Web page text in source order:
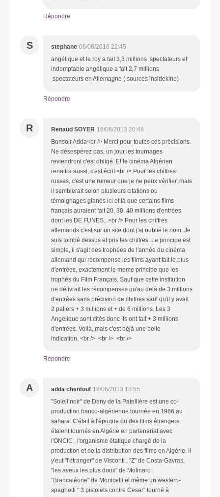
Répondre
S stephane 06/06/2016 22:45
angélique et le roy a fait 3,3 millions spectateurs et
indomptable angélique a fait 2,7 millions
spectateurs en Allemagne ( sources insidekino)
Répondre
R Renaud SOYER 18/06/2013 20:46
Bonsoir Adda<br /> Merci pour toutes ces précisions.
Ne désespérez pas, un jour les tournages
reviendront c'est obligé. Et le cinéma Algérien
renaitra aussi, c'est écrit.<br /> Pour les chiffres
russes, c'est une rumeur que je ne peux vérifier, mais
il semblerait selon plusieurs citations ou
témoignages glanés ici et là que certains films
français auraient fait 20, 30, 40 millions d'entrées
dont les DE FUNES...<br /> Pour les chiffres
allemands c'est sur un site dont j'ai oublié le nom. Je
suis tombé dessus et pris les chiffres. Le principe est
simple, il s'agit des trophées de l'année du cinéma
allemand qui récompense les films ayant fait le plus
d'entrées, exactement le meme principe que les
trophés du Film Français. Sauf que cette institution
ne délivrait les récompenses qu'au delà de 3 millions
d'entrées sans précision de chiffres sauf qu'il y avait
2 paliers + 3 millions et + de 6 millions. Les 3
Angelique sont cités donc ils ont fait + 3 millions
d'entrées. Voilà, mais c'est déjà une belle
indication. <br /> <br /> <br />
Répondre
A adda chentouf 18/06/2013 18:55
"Soleil noir" de Deny de la Patellière est une co-
production franco-algérienne tournée en 1966 au
sahara. C'était à l'époque ou des films étrangers
étaient tournés en Algérie en partenariat avec
l'ONCIC , l'organisme étatique chargé de la
production et de la distribution des films en Algérie. Il
y'eut "l'étranger" de Visconti , "Z" de Costa-Gavras,
"les aveux les plus doux" de Molinaro ,
"Brancaléone" de Monicelli et même un western-
spaghetti " 3 pistolets contre Cesar" tourné à